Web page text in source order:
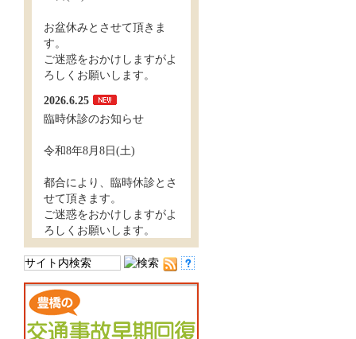
お盆休みとさせて頂きま
す。
ご迷惑をおかけしますがよ
ろしくお願いします。
2026.6.25
臨時休診のお知らせ
令和8年8月8日(土)
都合により、臨時休診とさ
せて頂きます。
ご迷惑をおかけしますがよ
ろしくお願いします。